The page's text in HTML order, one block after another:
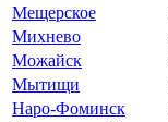
Мещерское
Михнево
Можайск
Мытищи
Наро-Фоминск